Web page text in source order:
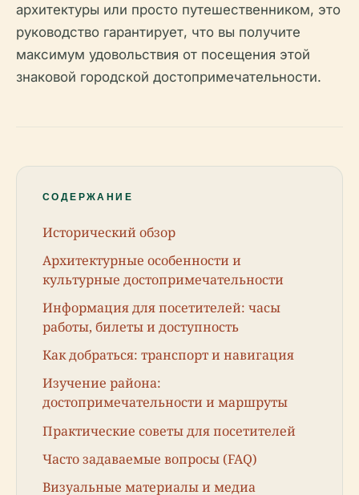
архитектуры или просто путешественником, это
руководство гарантирует, что вы получите
максимум удовольствия от посещения этой
знаковой городской достопримечательности.
СОДЕРЖАНИЕ
Исторический обзор
Архитектурные особенности и
культурные достопримечательности
Информация для посетителей: часы
работы, билеты и доступность
Как добраться: транспорт и навигация
Изучение района:
достопримечательности и маршруты
Практические советы для посетителей
Часто задаваемые вопросы (FAQ)
Визуальные материалы и медиа